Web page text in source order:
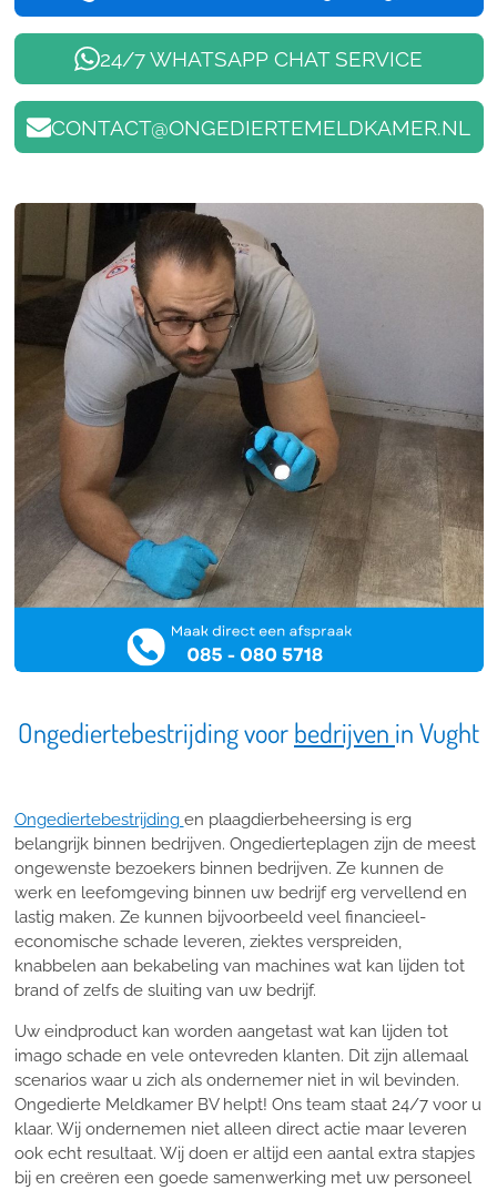
24/7 WHATSAPP CHAT SERVICE
CONTACT@ONGEDIERTEMELDKAMER.NL
Ongediertebestrijding voorbedrijven in Vught
Ongediertebestrijding en plaagdierbeheersing is erg
belangrijk binnen bedrijven. Ongedierteplagen zijn de meest
ongewenste bezoekers binnen bedrijven. Ze kunnen de
werk en leefomgeving binnen uw bedrijf erg vervellend en
lastig maken. Ze kunnen bijvoorbeeld veel financieel-
economische schade leveren, ziektes verspreiden,
knabbelen aan bekabeling van machines wat kan lijden tot
brand of zelfs de sluiting van uw bedrijf.
Uw eindproduct kan worden aangetast wat kan lijden tot
imago schade en vele ontevreden klanten. Dit zijn allemaal
scenarios waar u zich als ondernemer niet in wil bevinden.
Ongedierte Meldkamer BV helpt! Ons team staat 24/7 voor u
klaar. Wij ondernemen niet alleen direct actie maar leveren
ook echt resultaat. Wij doen er altijd een aantal extra stapjes
bij en creëren een goede samenwerking met uw personeel